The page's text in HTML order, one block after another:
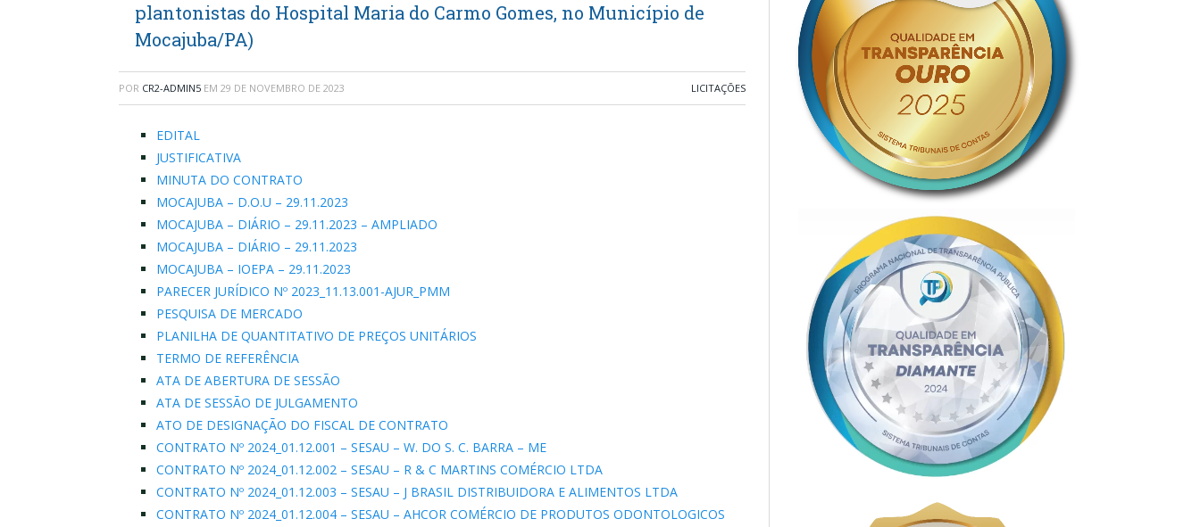
plantonistas do Hospital Maria do Carmo Gomes, no Município de
Mocajuba/PA)
POR CR2-ADMIN5 EM 29 DE NOVEMBRO DE 2023 LICITAÇÕES
EDITAL
JUSTIFICATIVA
MINUTA DO CONTRATO
MOCAJUBA – D.O.U – 29.11.2023
MOCAJUBA – DIÁRIO – 29.11.2023 – AMPLIADO
MOCAJUBA – DIÁRIO – 29.11.2023
MOCAJUBA – IOEPA – 29.11.2023
PARECER JURÍDICO Nº 2023_11.13.001-AJUR_PMM
PESQUISA DE MERCADO
PLANILHA DE QUANTITATIVO DE PREÇOS UNITÁRIOS
TERMO DE REFERÊNCIA
ATA DE ABERTURA DE SESSÃO
ATA DE SESSÃO DE JULGAMENTO
ATO DE DESIGNAÇÃO DO FISCAL DE CONTRATO
CONTRATO Nº 2024_01.12.001 – SESAU – W. DO S. C. BARRA – ME
CONTRATO Nº 2024_01.12.002 – SESAU – R & C MARTINS COMÉRCIO LTDA
CONTRATO Nº 2024_01.12.003 – SESAU – J BRASIL DISTRIBUIDORA E ALIMENTOS LTDA
CONTRATO Nº 2024_01.12.004 – SESAU – AHCOR COMÉRCIO DE PRODUTOS ODONTOLOGICOS